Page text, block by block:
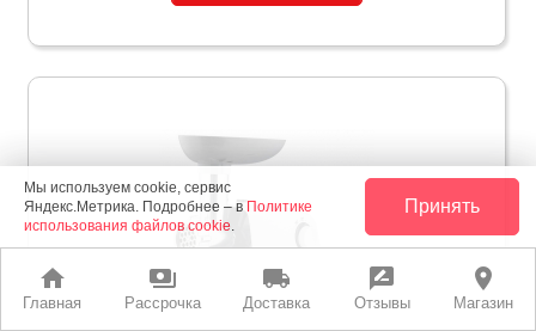
home
Главная
payments
Рассрочка
local_shipping
Доставка
rate_review
Отзывы
place
Магазин
Мы используем cookie, сервис
Яндекс.Метрика. Подробнее – в Политике
использования файлов cookie.
Принять